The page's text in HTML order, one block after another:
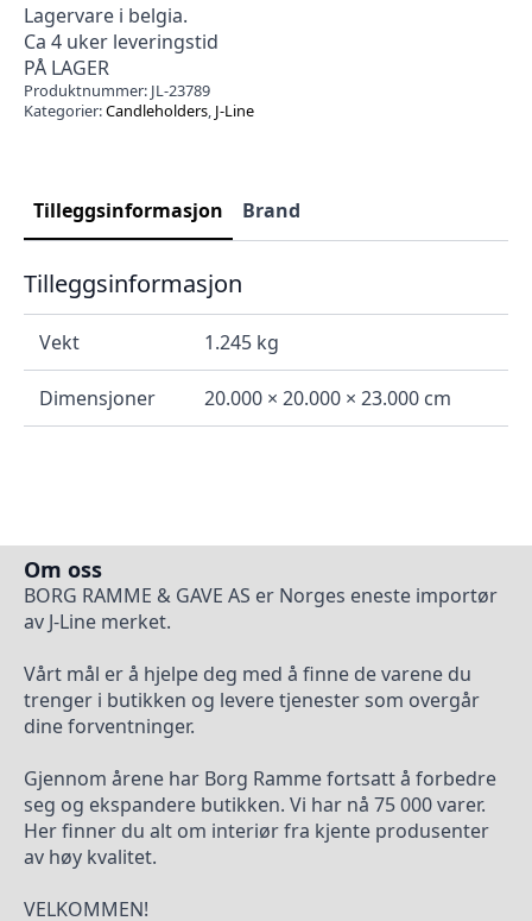
Lagervare i belgia.
Ca 4 uker leveringstid
PÅ LAGER
Produktnummer: JL-23789
Kategorier:Candleholders, J-Line
Tilleggsinformasjon Brand
Tilleggsinformasjon
Vekt 1.245 kg
Dimensjoner 20.000 × 20.000 × 23.000 cm
Om oss
BORG RAMME & GAVE AS er Norges eneste importør
av J-Line merket.
Vårt mål er å hjelpe deg med å finne de varene du
trenger i butikken og levere tjenester som overgår
dine forventninger.
Gjennom årene har Borg Ramme fortsatt å forbedre
seg og ekspandere butikken. Vi har nå 75 000 varer.
Her finner du alt om interiør fra kjente produsenter
av høy kvalitet.
VELKOMMEN!